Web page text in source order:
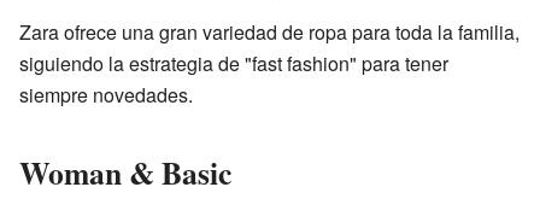
Zara ofrece una gran variedad de ropa para toda la familia,
siguiendo la estrategia de "fast fashion" para tener
siempre novedades.
Woman & Basic